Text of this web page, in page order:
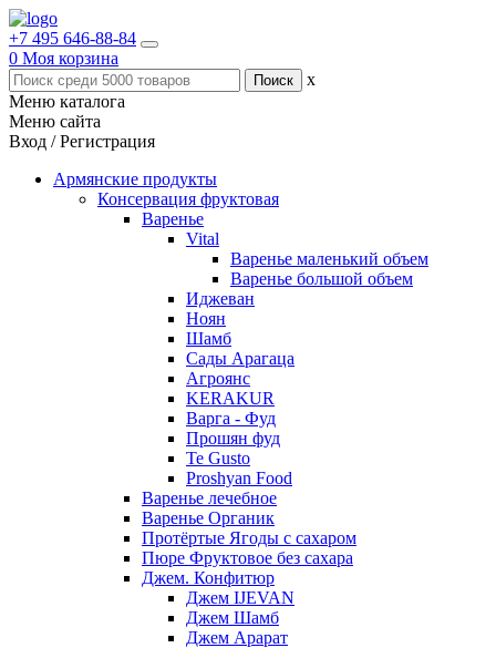
+7 495 646-88-84
0 Моя корзина
x
Меню каталога
Меню сайта
Вход / Регистрация
Армянские продукты
Консервация фруктовая
Варенье
Vital
Варенье маленький объем
Варенье большой объем
Иджеван
Ноян
Шамб
Сады Арагаца
Агроянс
KERAKUR
Варга - Фуд
Прошян фуд
Te Gusto
Proshyan Food
Варенье лечебное
Варенье Органик
Протёртые Ягоды с сахаром
Пюре Фруктовое без сахара
Джем. Конфитюр
Джем IJEVAN
Джем Шамб
Джем Арарат